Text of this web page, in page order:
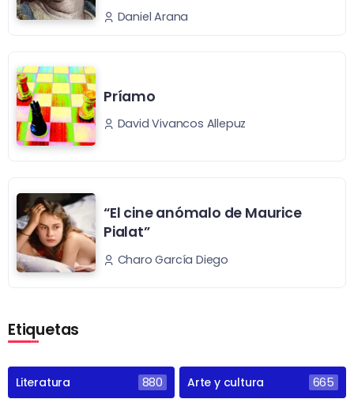
Daniel Arana
Príamo
David Vivancos Allepuz
“El cine anómalo de Maurice
Pialat”
Charo García Diego
Etiquetas
Literatura 880 Arte y cultura 665